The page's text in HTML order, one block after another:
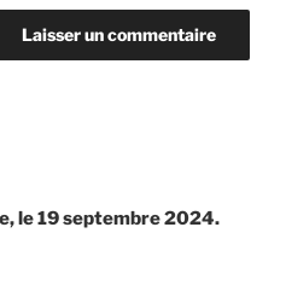
le 19 septembre 2024.